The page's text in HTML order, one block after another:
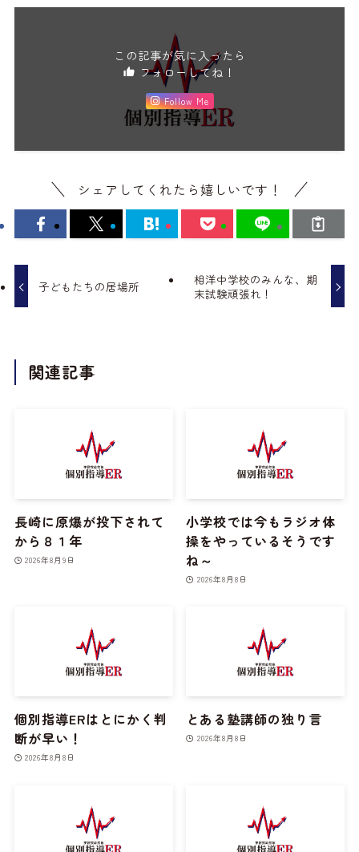
この記事が気に入ったら
フォローしてね！
Follow Me
シェアしてくれたら嬉しいです！
子どもたちの居場所
相洋中学校のみんな、期
末試験頑張れ！
関連記事
長崎に原爆が投下されて
から８１年
2026年8月9日
小学校では今もラジオ体
操をやっているそうです
ね～
2026年8月8日
個別指導ERはとにかく判
断が早い！
2026年8月8日
とある塾講師の独り言
2026年8月8日